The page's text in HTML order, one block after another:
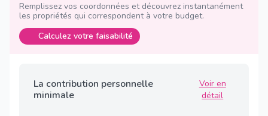
Remplissez vos coordonnées et découvrez instantanément
les propriétés qui correspondent à votre budget.
Calculez votre faisabilité
La contribution personnelle
minimale
Voir en
détail